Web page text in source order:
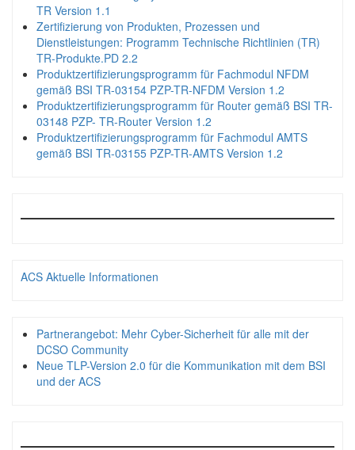
TR Version 1.1
Zertifizierung von Produkten, Prozessen und
Dienstleistungen: Programm Technische Richtlinien (TR)
TR-Produkte.PD 2.2
Produktzertifizierungsprogramm für Fachmodul NFDM
gemäß BSI TR-03154 PZP-TR-NFDM Version 1.2
Produktzertifizierungsprogramm für Router gemäß BSI TR-
03148 PZP- TR-Router Version 1.2
Produktzertifizierungsprogramm für Fachmodul AMTS
gemäß BSI TR-03155 PZP-TR-AMTS Version 1.2
ACS Aktuelle Informationen
Partnerangebot: Mehr Cyber-Sicherheit für alle mit der
DCSO Community
Neue TLP-Version 2.0 für die Kommunikation mit dem BSI
und der ACS